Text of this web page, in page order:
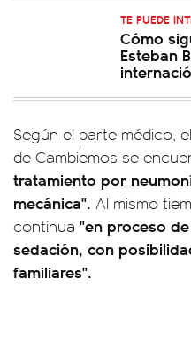
TE PUEDE
Cómo
Esteban
Según el parte médico,
de Cambiemos se
tratamiento por
mecánica". Al mismo
continua "en proceso
sedación, con
familiares".